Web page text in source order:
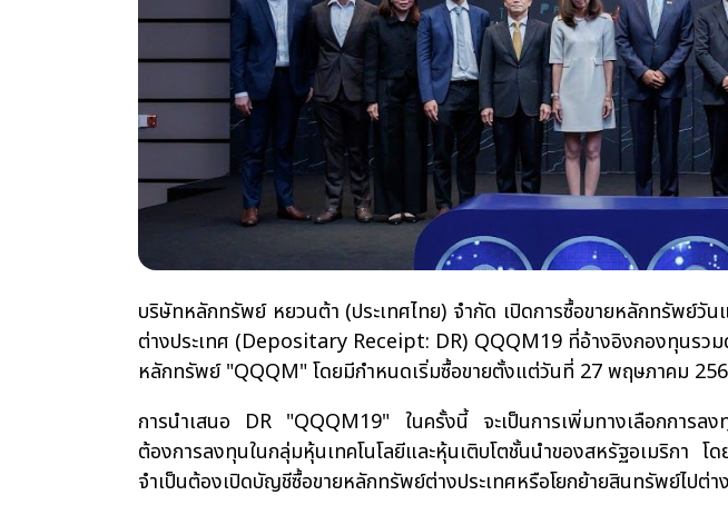
บริษัทหลักทรัพย์ หยวนต้า (ประเทศไทย) จำกัด เปิดการซื้อขายหลักทรัพย์วั
ต่างประเทศ (Depositary Receipt: DR) QQQM19 ที่อ้างอิงกองทุนร
หลักทรัพย์ "QQQM" โดยมีกำหนดเริ่มซื้อขายตั้งแต่วันที่ 27 พฤษภาคม
การนำเสนอ DR "QQQM19" ในครั้งนี้ จะเป็นการเพิ่มทางเลือกการล
ต้องการลงทุนในกลุ่มหุ้นเทคโนโลยีและหุ้นเติบโตชั้นนำของสหรัฐอเมริกา
จำเป็นต้องเปิดบัญชีซื้อขายหลักทรัพย์ต่างประเทศหรือโยกย้ายสินทรัพย์ไปต่า